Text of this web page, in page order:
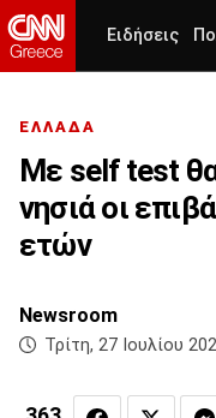
Ειδήσεις
ΕΛΛΑΔΑ
Με self test
νησιά οι
ετών
Newsroom
Τρίτη, 27 Ιουλίου